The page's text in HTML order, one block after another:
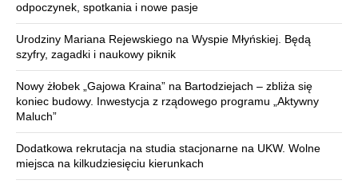
odpoczynek, spotkania i nowe pasje
Urodziny Mariana Rejewskiego na Wyspie Młyńskiej. Będą
szyfry, zagadki i naukowy piknik
Nowy żłobek „Gajowa Kraina” na Bartodziejach – zbliża się
koniec budowy. Inwestycja z rządowego programu „Aktywny
Maluch”
Dodatkowa rekrutacja na studia stacjonarne na UKW. Wolne
miejsca na kilkudziesięciu kierunkach